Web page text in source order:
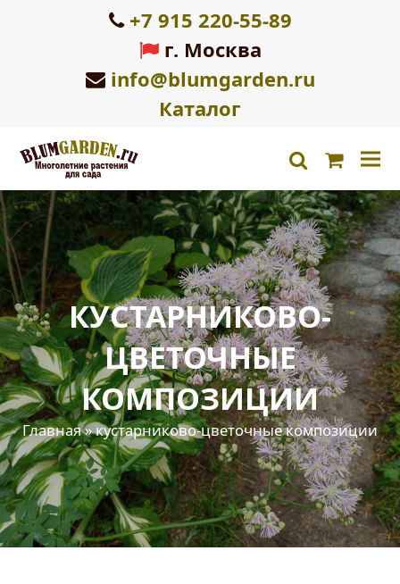
+7 915 220-55-89
г. Москва
info@blumgarden.ru
Каталог
search
КУСТАРНИКОВО-
ЦВЕТОЧНЫЕ
КОМПОЗИЦИИ
Главная»кустарниково-цветочные композиции